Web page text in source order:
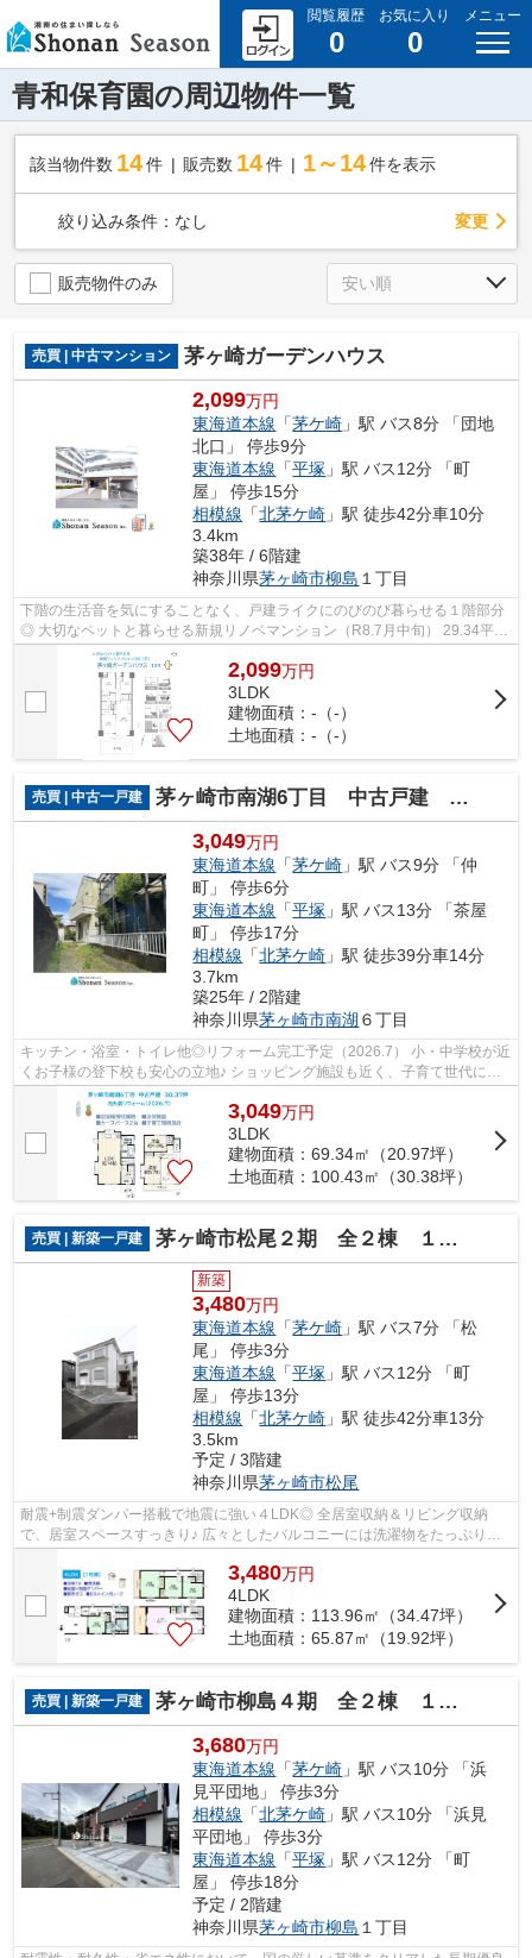
閲覧履歴
0
お気に入り
0
メニュー
青和保育園の周辺物件一覧
該当物件数 14件 販売数 14 件 1～14 件を表示
絞り込み条件： なし 変更
販売物件のみ
売買 | 中古マンション 茅ヶ崎ガーデンハウス
2,099万円
東海道本線 「茅ケ崎 」駅 バス8分 「団地
北口」 停歩9分
東海道本線 「平塚 」駅 バス12分 「町
屋」 停歩15分
相模線 「北茅ケ崎 」駅 徒歩42分車10分
3.4km
築38年 / 6階建
神奈川県茅ヶ崎市柳島 １丁目
下階の生活音を気にすることなく、戸建ライクにのびのび暮らせる１階部分
◎ 大切なペットと暮らせる新規リノベマンション（R8.7月中旬） 29.34平米
の専用庭では、アウトドアリビングが...
2,099万円
3LDK
建物面積：-（-）
土地面積：-（-）
売買 | 中古一戸建 茅ヶ崎市南湖6丁目 中古戸建 30.37坪
3,049万円
東海道本線 「茅ケ崎 」駅 バス9分 「仲
町」 停歩6分
東海道本線 「平塚 」駅 バス13分 「茶屋
町」 停歩17分
相模線 「北茅ケ崎 」駅 徒歩39分車14分
3.7km
築25年 / 2階建
神奈川県茅ヶ崎市南湖 ６丁目
キッチン・浴室・トイレ他◎リフォーム完工予定（2026.7） 小・中学校が近
くお子様の登下校も安心の立地♪ ショッピング施設も近く、子育て世代にお
すすめの住環境が整っております◎ お...
3,049万円
3LDK
建物面積：69.34㎡（20.97坪）
土地面積：100.43㎡（30.38坪）
売買 | 新築一戸建 茅ヶ崎市松尾２期 全２棟 １号棟
新築
3,480万円
東海道本線 「茅ケ崎 」駅 バス7分 「松
尾」 停歩3分
東海道本線 「平塚 」駅 バス12分 「町
屋」 停歩13分
相模線 「北茅ケ崎 」駅 徒歩42分車13分
3.5km
予定 / 3階建
神奈川県茅ヶ崎市松尾
耐震+制震ダンパー搭載で地震に強い４LDK◎ 全居室収納＆リビング収納
で、居室スペースすっきり♪ 広々としたバルコニーには洗濯物をたっぷり干
3,480万円
4LDK
建物面積：113.96㎡（34.47坪）
土地面積：65.87㎡（19.92坪）
売買 | 新築一戸建 茅ヶ崎市柳島４期 全２棟 １号棟
3,680万円
東海道本線 「茅ケ崎 」駅 バス10分 「浜
見平団地」 停歩3分
相模線 「北茅ケ崎 」駅 バス10分 「浜見
平団地」 停歩3分
東海道本線 「平塚 」駅 バス12分 「町
屋」 停歩18分
予定 / 2階建
神奈川県茅ヶ崎市柳島 １丁目